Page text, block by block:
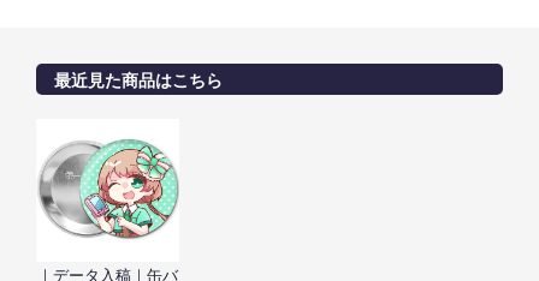
最近見た商品はこちら
｜データ入稿｜缶バ